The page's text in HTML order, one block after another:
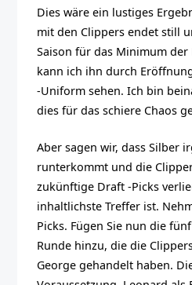
Dies wäre ein lustiges
mit den Clippers endet still
Saison für das Minimum
kann ich ihn durch
-Uniform sehen. Ich bin
dies für das schiere Chaos
Aber sagen wir, dass Silber
runterkommt und die
zukünftige Draft -Picks
inhaltlichste Treffer ist.
Picks. Fügen Sie nun die
Runde hinzu, die die
George gehandelt haben.